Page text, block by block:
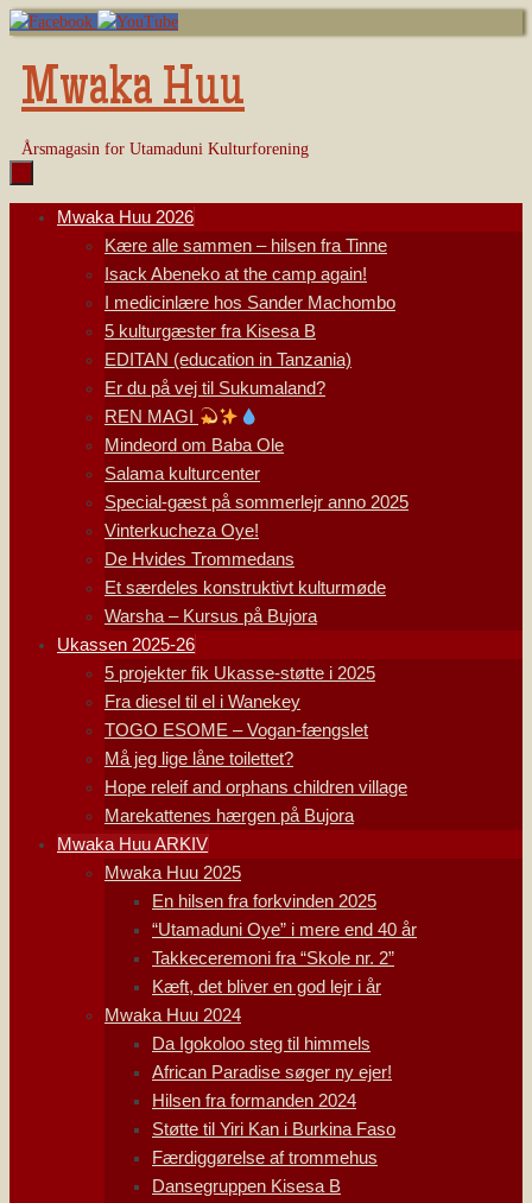
Skip
content
Mwaka Huu
Årsmagasin for Utamaduni Kulturforening
Mwaka Huu 2026
Kære alle sammen – hilsen fra Tinne
Isack Abeneko at the camp again!
I medicinlære hos Sander Machombo
5 kulturgæster fra Kisesa B
EDITAN (education in Tanzania)
Er du på vej til Sukumaland?
REN MAGI
Mindeord om Baba Ole
Salama kulturcenter
Special-gæst på sommerlejr anno 2025
Vinterkucheza Oye!
De Hvides Trommedans
Et særdeles konstruktivt kulturmøde
Warsha – Kursus på Bujora
Ukassen 2025-26
5 projekter fik Ukasse-støtte i 2025
Fra diesel til el i Wanekey
TOGO ESOME – Vogan-fængslet
Må jeg lige låne toilettet?
Hope releif and orphans children village
Marekattenes hærgen på Bujora
Mwaka Huu ARKIV
Mwaka Huu 2025
En hilsen fra forkvinden 2025
“Utamaduni Oye” i mere end 40 år
Takkeceremoni fra “Skole nr. 2”
Kæft, det bliver en god lejr i år
Mwaka Huu 2024
Da Igokoloo steg til himmels
African Paradise søger ny ejer!
Hilsen fra formanden 2024
Støtte til Yiri Kan i Burkina Faso
Færdiggørelse af trommehus
Dansegruppen Kisesa B